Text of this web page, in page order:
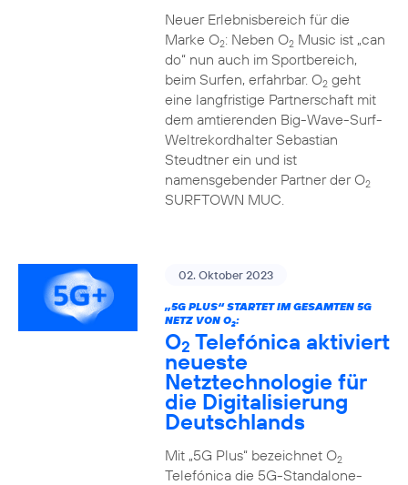
Neuer Erlebnisbereich für die
Marke O2: Neben O2Music ist „can
do“ nun auch im Sportbereich,
beim Surfen, erfahrbar. O2geht
eine langfristige Partnerschaft mit
dem amtierenden Big-Wave-Surf-
Weltrekordhalter Sebastian
Steudtner ein und ist
namensgebender Partner der O2
SURFTOWN MUC.
02. Oktober 2023
„5G PLUS“ STARTET IM GESAMTEN 5G
NETZ VON O2:
O2 Telefónica aktiviert
neueste
Netztechnologie für
die Digitalisierung
Deutschlands
Mit „5G Plus“ bezeichnet O2
Telefónica die 5G-Standalone-